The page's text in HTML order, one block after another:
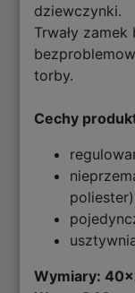
dziewczynki.
Trwały
torby.
Cechy
poliester)
Wymiary: